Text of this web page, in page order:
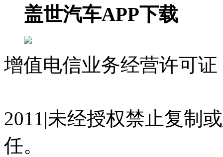
01:12
CES 2025 | 安聪慧：一定要进行本地化的研发，
CES 2025 | 汽车迭代的要求和标准，与手机完全不
CES 2025 | 2024年极氪毛利率实现15%问题不大
2025-01-09 14:24
盖世汽车APP下载
增值电信业务经营许可
2011|未经授权禁止复制
任。